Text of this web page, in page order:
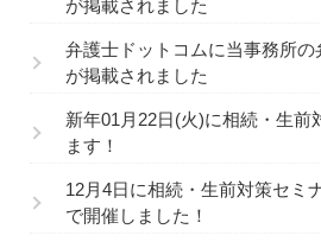
が掲載されました
弁護士ドットコムに当事務所
が掲載されました
新年01月22日(火)に相続・生前
ます！
12月4日に相続・生前対策セミ
で開催しました！